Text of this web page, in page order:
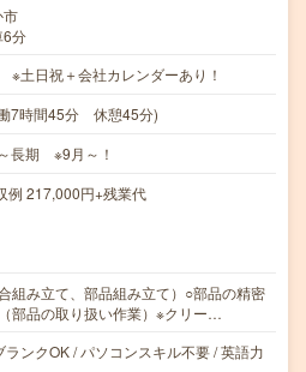
市
6分
土日祝＋会社カレンダーあり！
7時間45分 休憩45分)
長期 ※9月～！
217,000円+残業代
組み立て、部品組み立て）○部品の精密
部品の取り扱い作業）※クリー…
ランクOK / パソコンスキル不要 / 英語力